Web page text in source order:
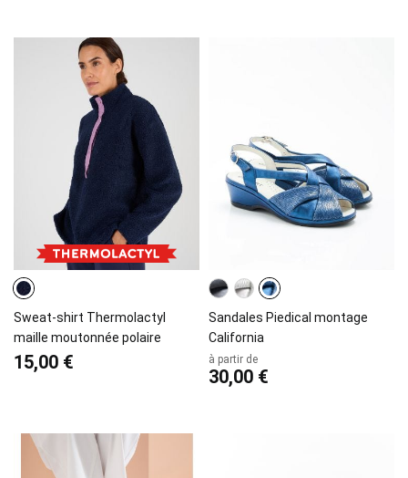
Sweat-shirt Thermolactyl
maille moutonnée polaire
15,00 €
Sandales Piedical montage
California
à partir de
30,00 €